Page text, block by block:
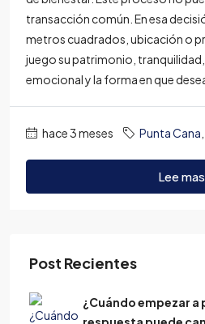
transacción común. En esa
metros cuadrados, ubicación o
juego su patrimonio,
emocional y la forma en que
hace 3 meses Punta Cana
Lee mas
Post Recientes
¿Cuándo empezar